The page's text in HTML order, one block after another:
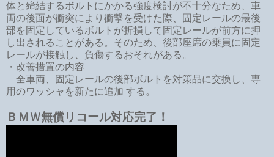
体と締結するボルトにかかる強度検討が不十分なため、車
両の後面が衝突により衝撃を受けた際、固定レールの最後
部を固定しているボルトが折損して固定レールが前方に押
し出されることがある。そのため、後部座席の乗員に固定
レールが接触し、負傷するおそれがある。
・改善措置の内容
全車両、固定レールの後部ボルトを対策品に交換し、専
用のワッシャを新たに追加 する。
ＢＭＷ無償リコール対応完了！